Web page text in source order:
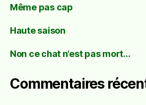
Même pas cap
Haute saison
Non ce chat n’est pas mort…
Commentaires